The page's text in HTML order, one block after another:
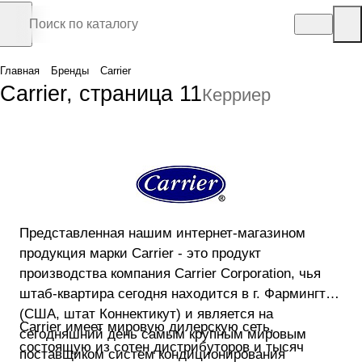
Главная Бренды Carrier
Carrier, страница 11Керриер
Представленная нашим интернет-магазином
продукция марки Carrier - это продукт
производства компания Carrier Corporation, чья
штаб-квартира сегодня находится в г. Фармингтон
(США, штат Коннектикут) и является на
сегодняшний день самым крупным мировым
поставщиком систем кондиционирования
Carrier имеет мировую дилерскую сеть,
состоящую из сотен дистрибуторов и тысяч